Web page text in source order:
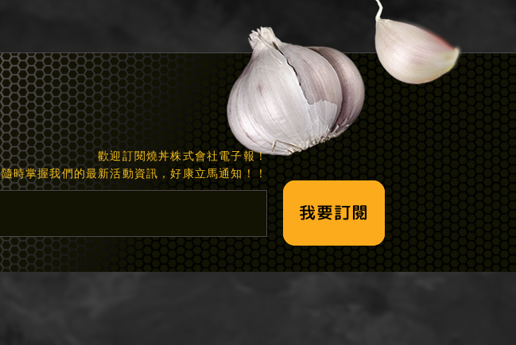
歡迎訂閱燒丼株式會社電子報！
隨時掌握我們的最新活動資訊，好康立馬通知！！
我要訂閱